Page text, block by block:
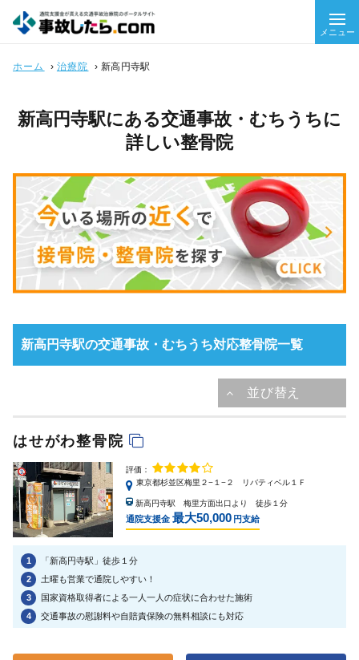
メニュー
ホーム › 治療院 › 新高円寺駅
新高円寺駅にある交通事故・むちうちに
詳しい整骨院
新高円寺駅の交通事故・むちうち対応整骨院一覧
はせがわ整骨院
評価：
東京都杉並区梅里２−１−２ リバティベル１Ｆ
新高円寺駅 梅里方面出口より 徒歩１分
通院支援金 最大50,000 円支給
1
「新高円寺駅」徒歩１分
2
土曜も営業で通院しやすい！
3
国家資格取得者による一人一人の症状に合わせた施術
4
交通事故の慰謝料や自賠責保険の無料相談にも対応